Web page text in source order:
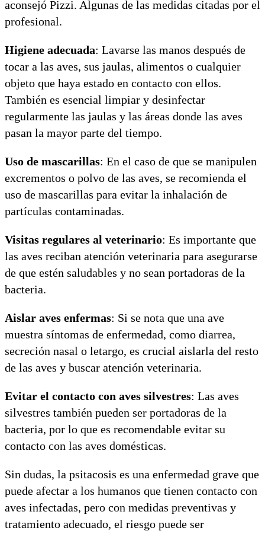
aconsejó Pizzi. Algunas de las medidas citadas por el
profesional.
Higiene adecuada: Lavarse las manos después de
tocar a las aves, sus jaulas, alimentos o cualquier
objeto que haya estado en contacto con ellos.
También es esencial limpiar y desinfectar
regularmente las jaulas y las áreas donde las aves
pasan la mayor parte del tiempo.
Uso de mascarillas: En el caso de que se manipulen
excrementos o polvo de las aves, se recomienda el
uso de mascarillas para evitar la inhalación de
partículas contaminadas.
Visitas regulares al veterinario: Es importante que
las aves reciban atención veterinaria para asegurarse
de que estén saludables y no sean portadoras de la
bacteria.
Aislar aves enfermas: Si se nota que una ave
muestra síntomas de enfermedad, como diarrea,
secreción nasal o letargo, es crucial aislarla del resto
de las aves y buscar atención veterinaria.
Evitar el contacto con aves silvestres: Las aves
silvestres también pueden ser portadoras de la
bacteria, por lo que es recomendable evitar su
contacto con las aves domésticas.
Sin dudas, la psitacosis es una enfermedad grave que
puede afectar a los humanos que tienen contacto con
aves infectadas, pero con medidas preventivas y
tratamiento adecuado, el riesgo puede ser